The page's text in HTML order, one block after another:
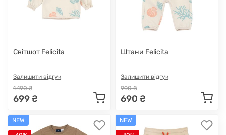
Світшот Felicita
Залишити відгук
1 190 ₴
699 ₴
Штани Felicita
Залишити відгук
990 ₴
690 ₴
NEW NEW